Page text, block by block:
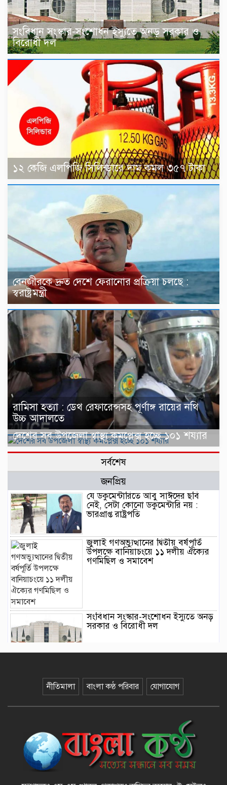
সংবিধান সংস্কার-সংশোধন ইস্যুতে অনড় সরকার ও
বিরোধী দল
১২ কেজি এলপিজি সিলিন্ডারে দাম কমল ৩৫৭ টাকা
বেনজীরকে দ্রুত দেশে ফেরানোর প্রক্রিয়া চলছে :
স্বরাষ্ট্রমন্ত্রী
রামিসা হত্যা : ডেথ রেফারেন্সসহ পূর্ণাঙ্গ রায়ের নথি
উচ্চ আদালতে
দেশের সব উপজেলা স্বাস্থ্য কমপ্লেক্স হচ্ছে ১০১ শয্যার
সর্বশেষ
জনপ্রিয়
যে ডকুমেন্টারিতে আবু সাঈদের ছবি
নেই, সেটা কোনো ডকুমেন্টারি নয় :
ভারপ্রাপ্ত রাষ্ট্রপতি
জুলাই গণঅভ্যুত্থানের দ্বিতীয় বর্ষপূর্তি
উপলক্ষে বানিয়াচংয়ে ১১ দলীয় ঐক্যের
গণমিছিল ও সমাবেশ
সংবিধান সংস্কার-সংশোধন ইস্যুতে অনড়
সরকার ও বিরোধী দল
১২ কেজি এলপিজি সিলিন্ডারে দাম কমল
মাজারের দান ব্যবস্থাপনায় স্বচ্ছতা
আনতে প্রশাসনের তদারকি, ভক্তদের
মাঝে স্বস্তি
নীতিমালা বাংলা কণ্ঠ পরিবার যোগাযোগ